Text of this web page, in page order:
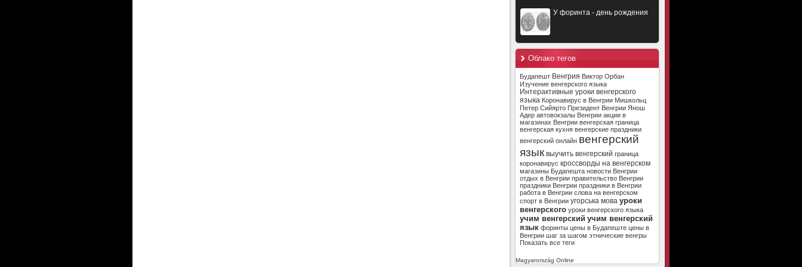
У форинта - день рождения
Облако тегов
Будапешт Венгрия Виктор Орбан
Изучение венгерского языка
Интерактивные уроки венгерского
языка Коронавирус в Венгрии Мишкольц
Петер Сийярто Президент Венгрии Янош
Адер автовокзалы Венгрии акции в
магазинах Венгрии венгерская граница
венгерская кухня венгерские праздники
венгерский онлайн венгерский
язык выучить венгерский граница
коронавирус кроссворды на венгерском
магазины Будапешта новости Венгрии
отдых в Венгрии правительство Венгрии
праздники Венгрии праздники в Венгрии
работа в Венгрии слова на венгерском
спорт в Венгрии угорська мова уроки
венгерского уроки венгерского языка
учим венгерский учим венгерский
язык форинты цены в Будапеште цены в
Венгрии шаг за шагом этнические венгры
Показать все теги
Magyarország Online